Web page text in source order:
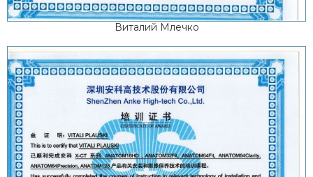
Виталий Млечко